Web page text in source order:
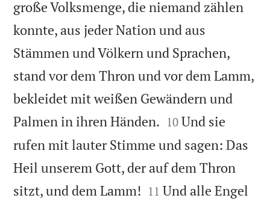
große Volksmenge, die niemand zählen
konnte, aus jeder Nation und aus
Stämmen und Völkern und Sprachen,
stand vor dem Thron und vor dem Lamm,
bekleidet mit weißen Gewändern und
Palmen in ihren Händen. 

10 Und sie
rufen mit lauter Stimme und sagen: Das
Heil unserem Gott, der auf dem Thron
sitzt, und dem Lamm! 

11 Und alle Engel